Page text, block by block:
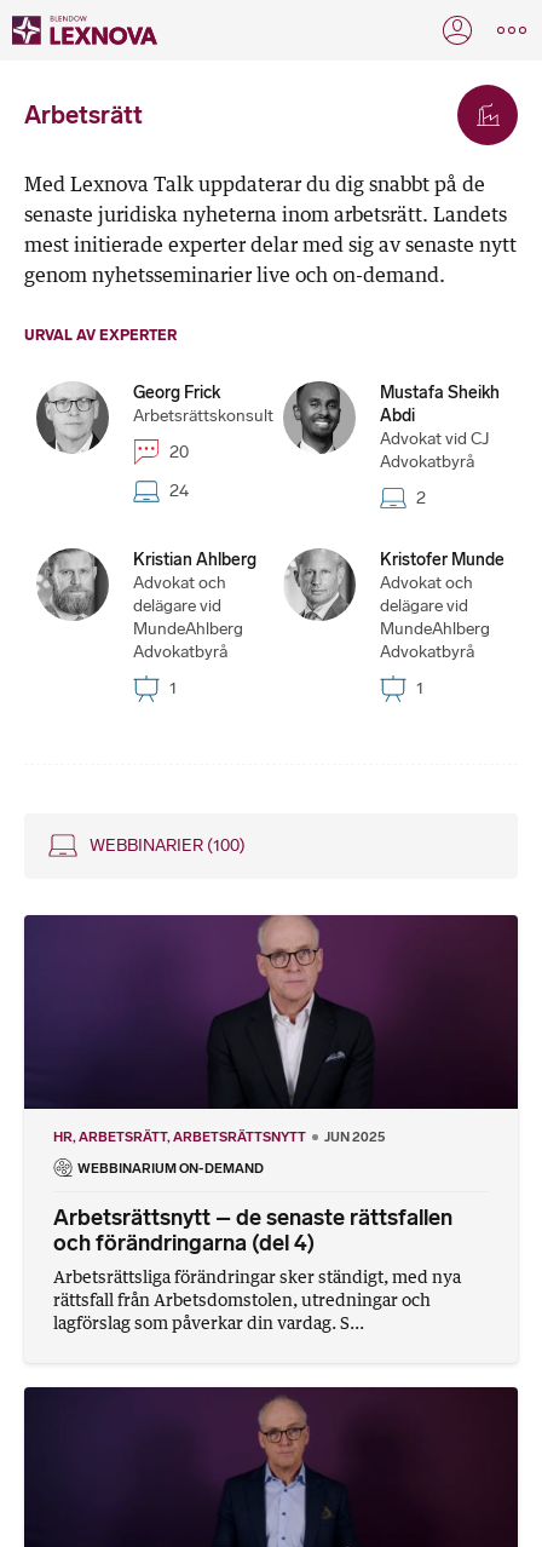
Arbetsrätt
Med Lexnova Talk uppdaterar du dig snabbt på de
senaste juridiska nyheterna inom arbetsrätt. Landets
mest initierade experter delar med sig av senaste nytt
genom nyhetsseminarier live och on-demand.
URVAL AV EXPERTER
Georg Frick
Arbetsrättskonsult
20
24
Mustafa Sheikh
Abdi
Advokat vid CJ
Advokatbyrå
2
Kristian Ahlberg
Advokat och
delägare vid
MundeAhlberg
Advokatbyrå
1
Kristofer Munde
Advokat och
delägare vid
MundeAhlberg
Advokatbyrå
1
WEBBINARIER (100)
HR ARBETSRÄTT ARBETSRÄTTSNYTT JUN 2025
WEBBINARIUM ON-DEMAND
Arbetsrättsnytt – de senaste rättsfallen
och förändringarna (del 4)
Arbetsrättsliga förändringar sker ständigt, med nya
rättsfall från Arbetsdomstolen, utredningar och
lagförslag som påverkar din vardag. S...